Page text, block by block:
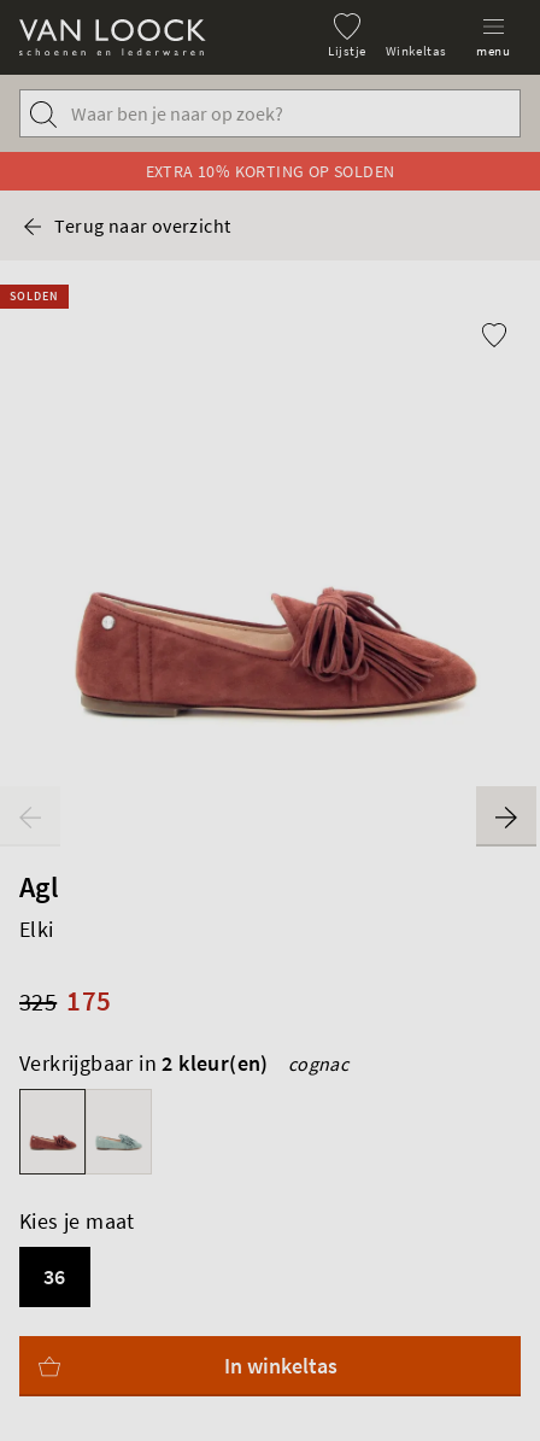
Lijstje Winkeltas menu
EXTRA 10% KORTING OP SOLDEN
Terug naar overzicht
SOLDEN
Agl
Elki
175
325
Verkrijgbaar in2 kleur(en) cognac
Kies je maat
36
In winkeltas